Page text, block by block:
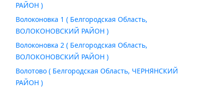
РАЙОН )
Волоконовка 1 ( Белгородская Область,
ВОЛОКОНОВСКИЙ РАЙОН )
Волоконовка 2 ( Белгородская Область,
ВОЛОКОНОВСКИЙ РАЙОН )
Волотово ( Белгородская Область, ЧЕРНЯНСКИЙ
РАЙОН )